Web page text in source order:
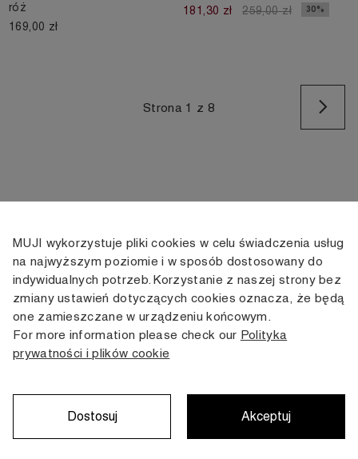
róż
169,00 zł
181,30 zł
259,00 zł 30%
Strona 1 z 8
KONTAKT
+48 505 166 958
zamowienia@muji.com.pl
Infolinia czynna
od poniedziałku do piątku
KONTO
Moje konto
Historia
INFORMACJE
Dostawa
Regulamin
Karta stałego
Klienta
MUJI wykorzystuje pliki cookies w celu świadczenia usług
na najwyższym poziomie i w sposób dostosowany do
indywidualnych potrzeb. Korzystanie z naszej strony bez
zmiany ustawień dotyczących cookies oznacza, że będą
one zamieszczane w urządzeniu końcowym.
For more information please check our Polityka
prywatności i plików cookie
Dostosuj Akceptuj